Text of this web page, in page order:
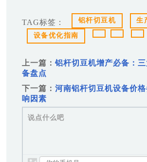
TAG标签： 铝杆切豆机 生
设备优化指南
上一篇：铝杆切豆机增产必备：
备盘点
下一篇：河南铝杆切豆机设备价
响因素
说点什么吧